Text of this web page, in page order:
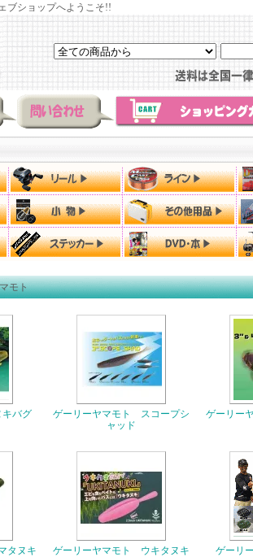
ブショップへようこそ!!
モト
バグ
ゲーリーヤマモト スコープシ
ャッド
ゲーリー
タヌキ ゲーリーヤマモト ウキタヌキ ゲーリ